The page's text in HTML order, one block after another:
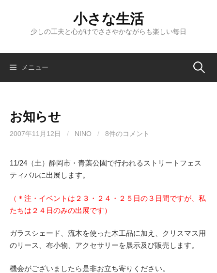
ツ
小さな生活
少しの工夫と心がけでささやかながらも楽しい毎日
メニュー 検
お知らせ
2007年11月12日 / NINO / 8件のコメント
11/24（土）静岡市・青葉公園で行われるストリートフェス
ティバルに出展します。
（＊注・イベントは２３・２４・２５日の３日間ですが、私
たちは２４日のみの出展です）
ガラスシェード、流木を使った木工品に加え、クリスマス用
のリース、布小物、アクセサリーを展示及び販売します。
機会がございましたら是非お立ち寄りください。